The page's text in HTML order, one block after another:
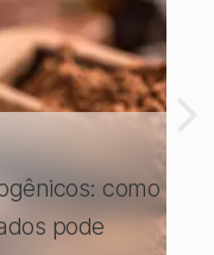
como
pode